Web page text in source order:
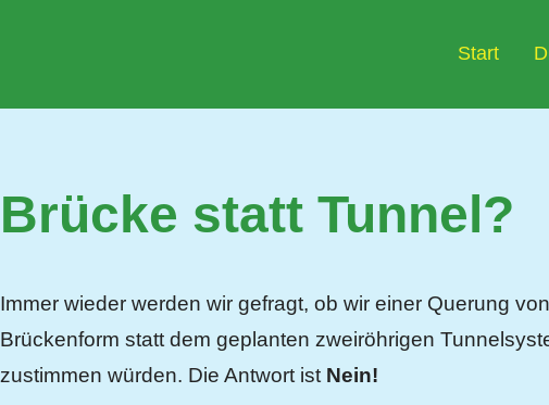
Start
Brücke statt Tunnel?
Immer wieder werden wir gefragt, ob wir einer Querung
Brückenform statt dem geplanten zweiröhrigen
zustimmen würden. Die Antwort ist Nein!